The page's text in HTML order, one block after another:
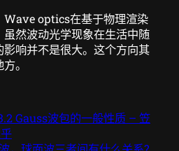
Wave optics在基于物理渲染
然波动光学现象在生活中随
响并不是很大。这个方向其
。
Gauss波包的一般性质 – 笠